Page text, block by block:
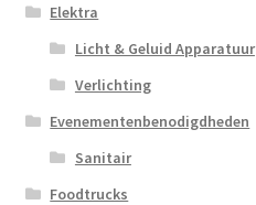
Elektra
Licht & Geluid Apparatuur
Verlichting
Evenementenbenodigdheden
Sanitair
Foodtrucks